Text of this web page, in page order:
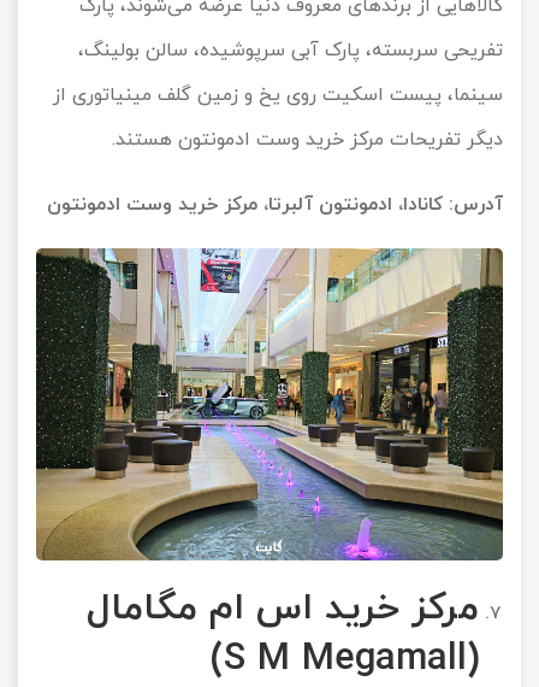
کالاهایی از برندهای معروف دنیا عرضه می‌شوند، پارک
تفریحی سربسته، پارک آبی سرپوشیده، سالن بولینگ،
سینما، پیست اسکیت روی یخ و زمین گلف مینیاتوری از
دیگر تفریحات مرکز خرید وست ادمونتون هستند.
آدرس: کانادا، ادمونتون آلبرتا، مرکز خرید وست ادمونتون
مرکز خرید اس ام مگامال
(S M Megamall)